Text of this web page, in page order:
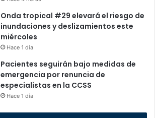
Onda tropical #29 elevará el riesgo de
inundaciones y deslizamientos este
miércoles
Hace 1 día
Pacientes seguirán bajo medidas de
emergencia por renuncia de
especialistas en la CCSS
Hace 1 día